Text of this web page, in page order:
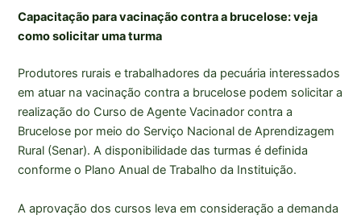
Capacitação para vacinação contra a brucelose: veja
como solicitar uma turma
Produtores rurais e trabalhadores da pecuária interessados
em atuar na vacinação contra a brucelose podem solicitar a
realização do Curso de Agente Vacinador contra a
Brucelose por meio do Serviço Nacional de Aprendizagem
Rural (Senar). A disponibilidade das turmas é definida
conforme o Plano Anual de Trabalho da Instituição.
A aprovação dos cursos leva em consideração a demanda